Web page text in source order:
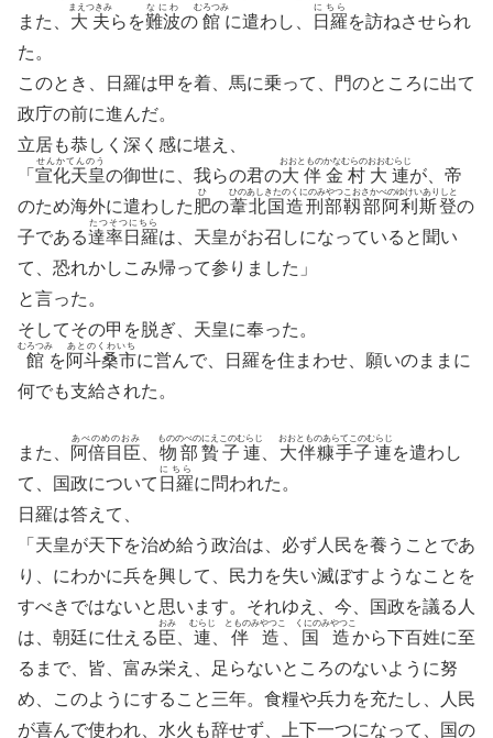
また、 大夫
まえつきみ
らを難波
なにわ
の 館
むろつみ
に遣わし、 日羅
にちら
を訪ねさせられ
た。
このとき、日羅は甲を着、馬に乗って、門のところに出て
政庁の前に進んだ。
立居も恭しく深く感に堪え、
「 宣化天皇
せんかてんのう
の御世に、我らの君の大伴金村大連
おおとものかなむらのおおむらじ
が、帝
のため海外に遣わした肥
ひ
の葦北国造刑部靱部阿利斯登
ひのあしきたのくにのみやつこおさかべのゆけいありしと
の
子である達率日羅
たつそつにちら
は、天皇がお召しになっていると聞い
て、恐れかしこみ帰って参りました」
と言った。
そしてその甲を脱ぎ、天皇に奉った。
館
むろつみ
を阿斗桑市
あとのくわいち
に営んで、日羅を住まわせ、願いのままに
何でも支給された。
また、 阿倍目臣
あべのめのおみ
物部贄子連
もののべのにえこのむらじ
大伴糠手子連
おおとものあらてこのむらじ
を遣わし
て、国政について 日羅
にちら
に問われた。
日羅は答えて、
「天皇が天下を治め給う政治は、必ず人民を養うことであ
り、にわかに兵を興して、民力を失い滅ぼすようなことを
すべきではないと思います。それゆえ、今、国政を議る人
は、朝廷に仕える 臣
おみ
連
むらじ
伴造
とものみやつこ
国造
くにのみやつこ
から下百姓に至
るまで、皆、富み栄え、足らないところのないように努
め、このようにすること三年。食糧や兵力を充たし、人民
が喜んで使われ、水火も辞せず、上下一つになって、国の